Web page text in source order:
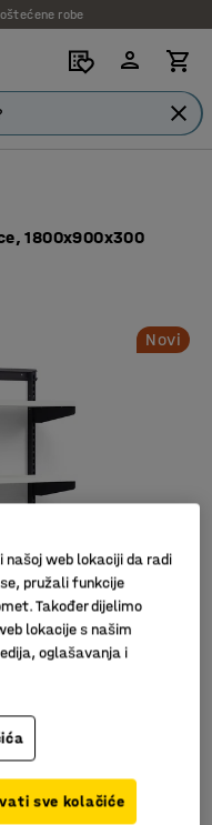
robe
1800x900x300
Novi
našoj web lokaciji da radi
pružali funkcije
Također dijelimo
lokacije s našim
oglašavanja i
sve kolačiće